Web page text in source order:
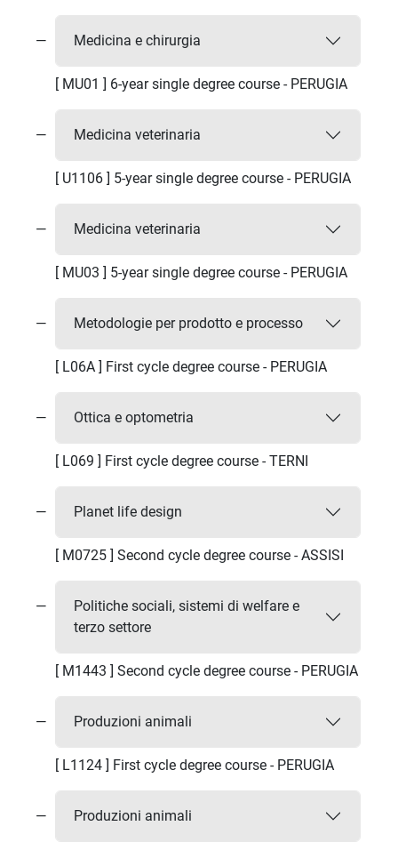
Medicina e chirurgia
[ MU01 ] 6-year single degree course - PERUGIA
Medicina veterinaria
[ U1106 ] 5-year single degree course - PERUGIA
Medicina veterinaria
[ MU03 ] 5-year single degree course - PERUGIA
Metodologie per prodotto e processo
[ L06A ] First cycle degree course - PERUGIA
Ottica e optometria
[ L069 ] First cycle degree course - TERNI
Planet life design
[ M0725 ] Second cycle degree course - ASSISI
Politiche sociali, sistemi di welfare e
terzo settore
[ M1443 ] Second cycle degree course - PERUGIA
Produzioni animali
[ L1124 ] First cycle degree course - PERUGIA
Produzioni animali